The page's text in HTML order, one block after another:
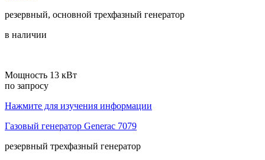
резервный, основной трехфазный генератор
в наличии
Мощность 13 кВт
по запросу
Нажмите для изучения информации
Газовый генератор Generac 7079
резервный трехфазный генератор